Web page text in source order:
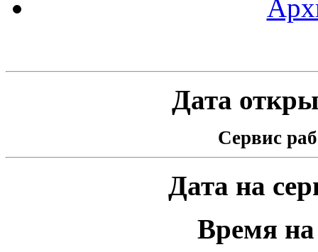
Дата
Сервис
Дата на
Время на